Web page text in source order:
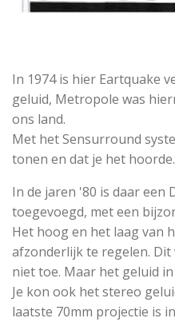
In 1974 is hier Eartquake
geluid, Metropole was
ons land.
Met het Sensurround
tonen en dat je het hoorde.
In de jaren '80 is daar een
toegevoegd, met een
Het hoog en het laag van
afzonderlijk te regelen.
niet toe. Maar het geluid
Je kon ook het stereo
laatste 70mm projectie is